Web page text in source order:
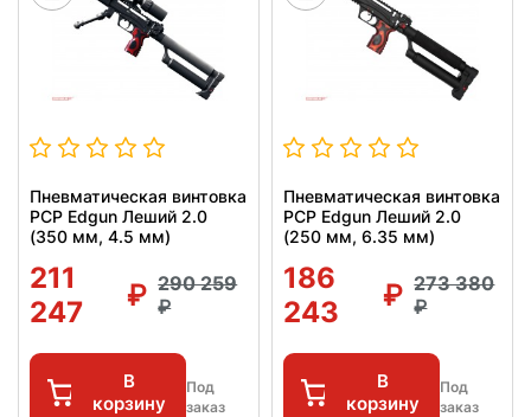
Пневматическая винтовка
PCP Edgun Леший 2.0
(350 мм, 4.5 мм)
211
247
290 259
В
корзину
Под
заказ
Пневматическая винтовка
PCP Edgun Леший 2.0
(250 мм, 6.35 мм)
186
243
273 380
В
корзину
Под
заказ